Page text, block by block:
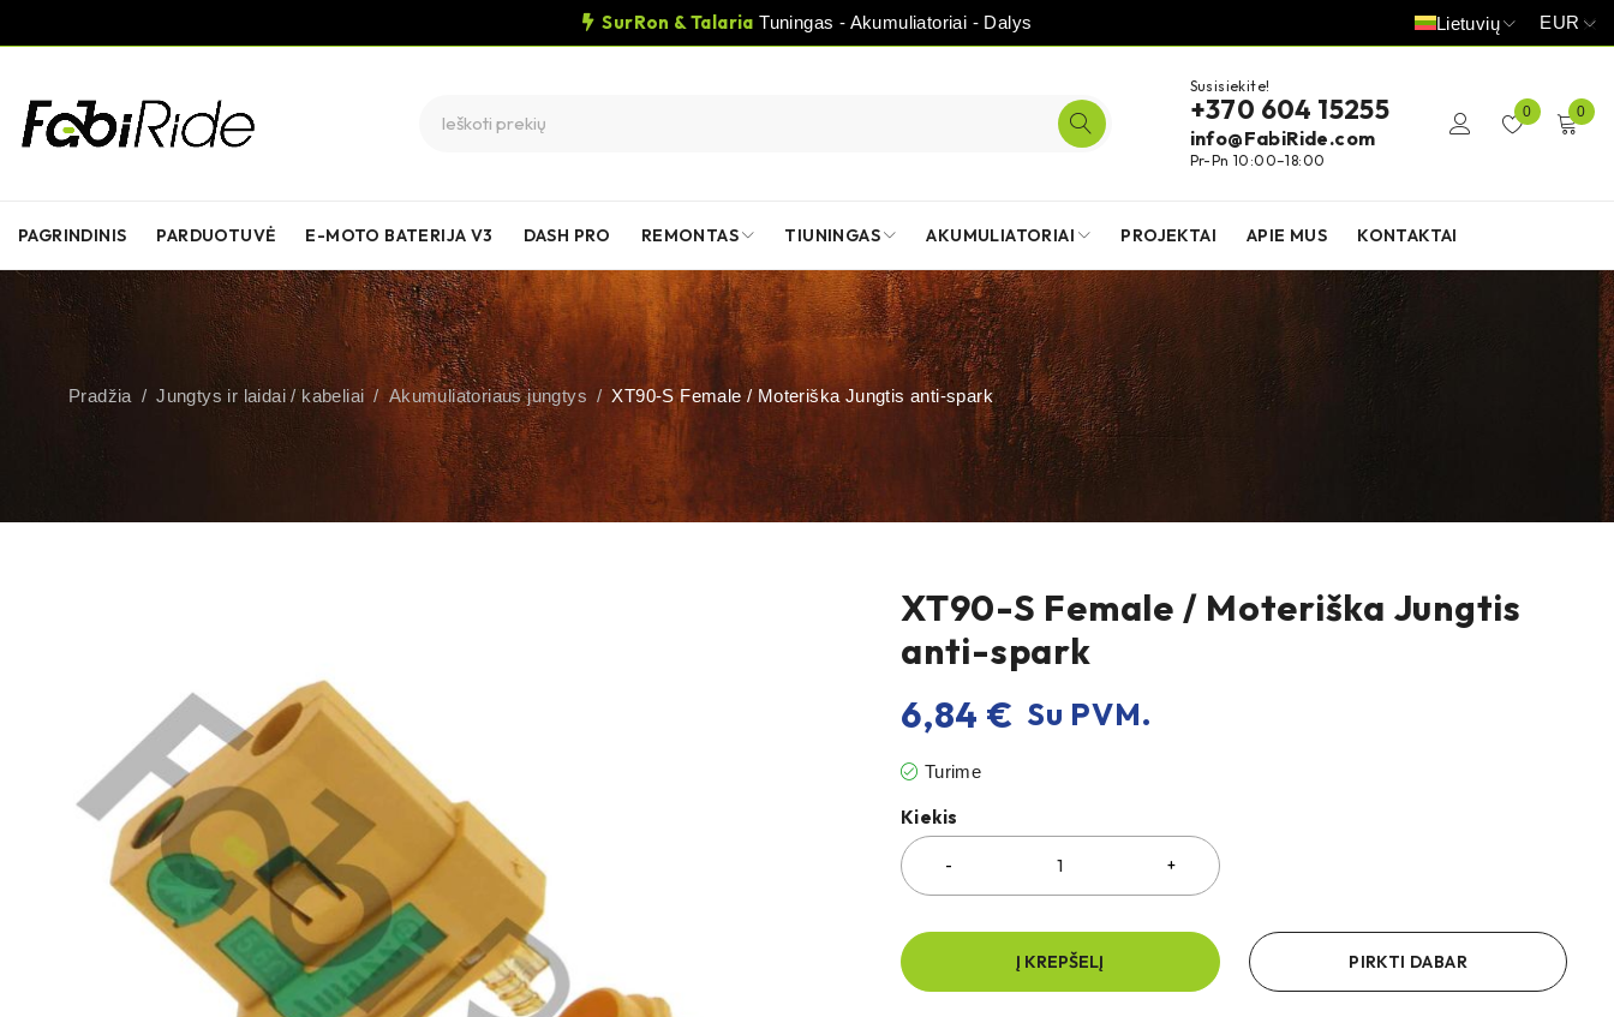
SurRon & Talaria Tuningas - Akumuliatoriai - Dalys Lietuvių EUR
Susisiekite!
+370 604 15255
info@FabiRide.com
Pr-Pn 10:00–18:00
0 0
PAGRINDINIS PARDUOTUVĖ E-MOTO BATERIJA V3 DASH PRO REMONTAS TIUNINGAS AKUMULIATORIAI PROJEKTAI APIE MUS KONTAKTAI
Pradžia / Jungtys ir laidai / kabeliai / Akumuliatoriaus jungtys / XT90-S Female / Moteriška Jungtis anti-spark
XT90-S Female / Moteriška Jungtis
anti-spark
6,84 € Su PVM.
Turime
Kiekis
Į KREPŠELĮ PIRKTI DABAR